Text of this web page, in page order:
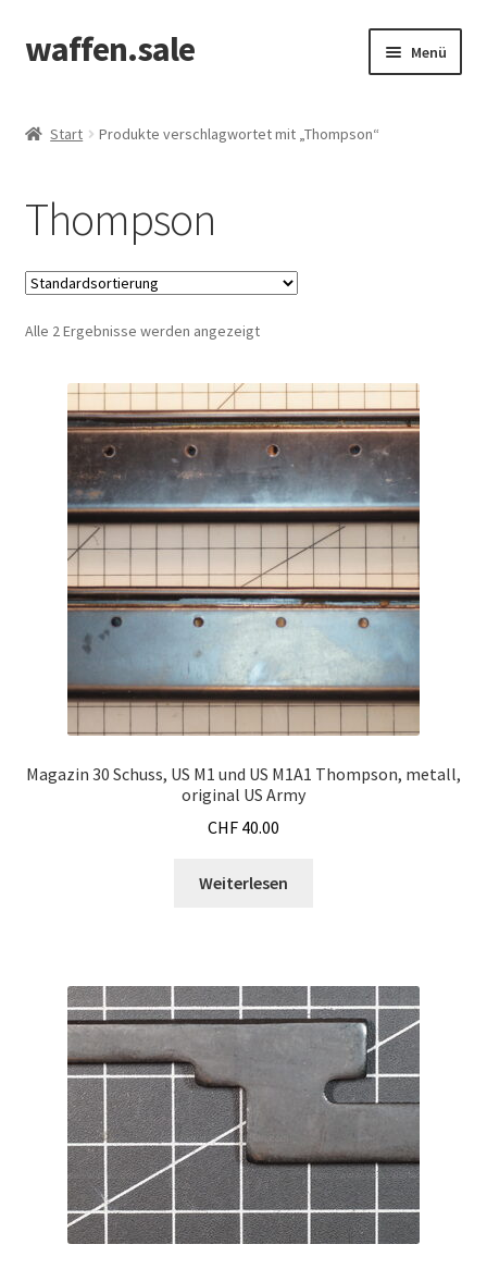
Zur
Navigation
Zum
Inhalt
waffen.sale Menü
Allgemeine Bedingungen
Cookie Policy (EU)
Edit Profile
Kasse
Kontakt
Log In
Mein Konto
Neue Produkte
Register
Start Produkte verschlagwortet mit „Thompson“
Thompson
Alle 2 Ergebnisse werden angezeigt
Magazin 30 Schuss, US M1 und US M1A1 Thompson, metall,
original US Army
CHF 40.00
Weiterlesen